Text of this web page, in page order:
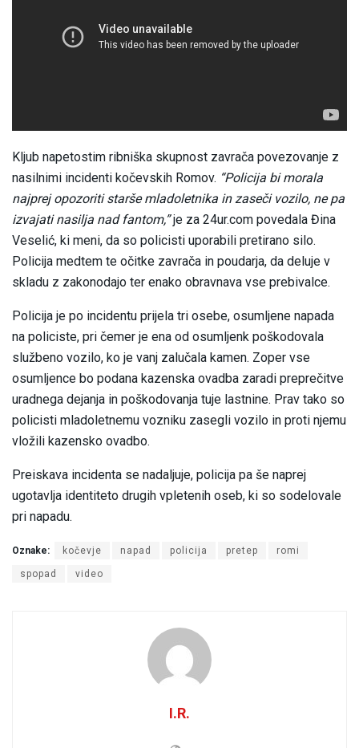
Kljub napetostim ribniška skupnost zavrača povezovanje z
nasilnimi incidenti kočevskih Romov. “Policija bi morala
najprej opozoriti starše mladoletnika in zaseči vozilo, ne pa
izvajati nasilja nad fantom,”je za 24ur.com povedala Đina
Veselić, ki meni, da so policisti uporabili pretirano silo.
Policija medtem te očitke zavrača in poudarja, da deluje v
skladu z zakonodajo ter enako obravnava vse prebivalce.
Policija je po incidentu prijela tri osebe, osumljene napada
na policiste, pri čemer je ena od osumljenk poškodovala
službeno vozilo, ko je vanj zalučala kamen. Zoper vse
osumljence bo podana kazenska ovadba zaradi preprečitve
uradnega dejanja in poškodovanja tuje lastnine. Prav tako so
policisti mladoletnemu vozniku zasegli vozilo in proti njemu
vložili kazensko ovadbo.
Preiskava incidenta se nadaljuje, policija pa še naprej
ugotavlja identiteto drugih vpletenih oseb, ki so sodelovale
pri napadu.
Oznake: kočevje napad policija pretep romi
spopad video
I.R.